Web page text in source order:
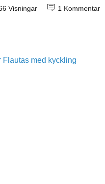
1 Kommentar
Visningar